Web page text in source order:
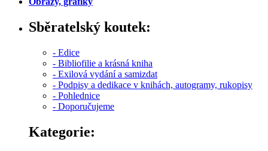
Sběratelský koutek:
- Edice
- Bibliofilie a krásná kniha
- Exilová vydání a samizdat
- Podpisy a dedikace v knihách, autogramy, rukopisy
- Pohlednice
- Doporučujeme
Kategorie: